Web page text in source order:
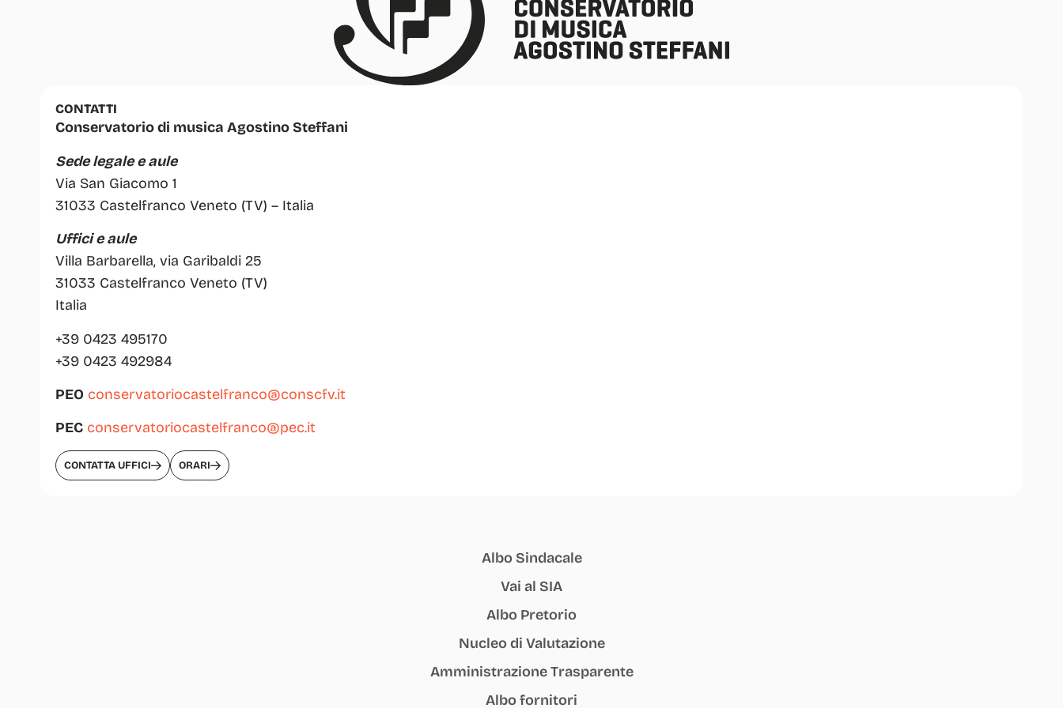
CONTATTI
Conservatorio di musica Agostino Steffani
Sede legale e aule
Via San Giacomo 1
31033 Castelfranco Veneto (TV) – Italia
Uffici e aule
Villa Barbarella, via Garibaldi 25
31033 Castelfranco Veneto (TV)
Italia
+39 0423 495170
+39 0423 492984
PEO conservatoriocastelfranco@conscfv.it
PEC conservatoriocastelfranco@pec.it
CONTATTA UFFICI ORARI
Albo Sindacale
Vai al SIA
Albo Pretorio
Nucleo di Valutazione
Amministrazione Trasparente
Albo fornitori